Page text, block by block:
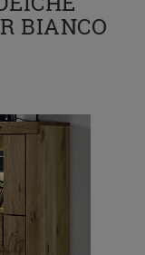
BIANCO